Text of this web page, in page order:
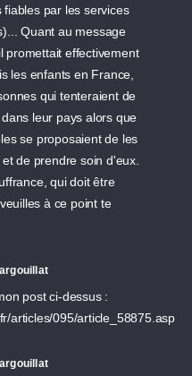
par les services
Quant au message
promettait effectivement
les enfants en France,
qui tenteraient de
leur pays alors que
se proposaient de les
de prendre soin d'eux.
qui doit être
à ce point te
post ci-dessus :
articles/095/article_58875.asp